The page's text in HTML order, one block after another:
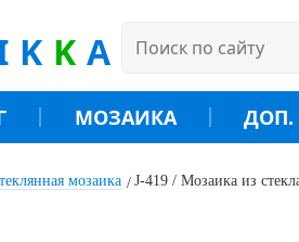
K A
МОЗАИКА ДОП.
мозаика J-419 / Мозаика из